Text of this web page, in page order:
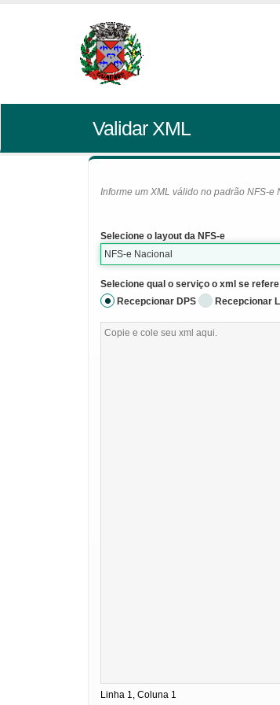
Validar XML
Informe um XML válido no padrão NFS-
Selecione o layout da NFS-e
NFS-e Nacional
Selecione qual o serviço o xml se refere
Recepcionar DPS
Recepcionar
Linha 1, Coluna 1